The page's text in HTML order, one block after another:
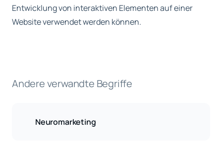
Entwicklung von interaktiven Elementen auf einer
Website verwendet werden können.
Andere verwandte Begriffe
Neuromarketing